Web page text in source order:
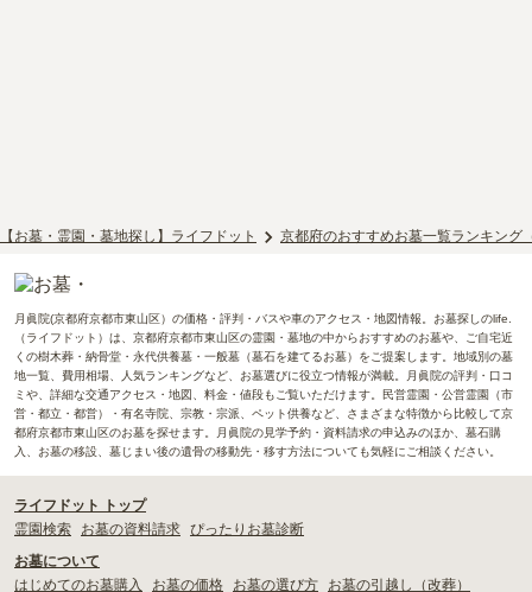
【お墓・霊園・墓地探し】ライフドット 京都府のおすすめお墓一覧ランキング
月眞院(京都府京都市東山区）の価格・評判・バスや車のアクセス・地図情報。お墓探しのlife.
（ライフドット）は、京都府京都市東山区の霊園・墓地の中からおすすめのお墓や、ご自宅近
くの樹木葬・納骨堂・永代供養墓・一般墓（墓石を建てるお墓）をご提案します。地域別の墓
地一覧、費用相場、人気ランキングなど、お墓選びに役立つ情報が満載。月眞院の評判・口コ
ミや、詳細な交通アクセス・地図、料金・値段もご覧いただけます。民営霊園・公営霊園（市
営・都立・都営）・有名寺院、宗教・宗派、ペット供養など、さまざまな特徴から比較して京
都府京都市東山区のお墓を探せます。月眞院の見学予約・資料請求の申込みのほか、墓石購
入、お墓の移設、墓じまい後の遺骨の移動先・移す方法についても気軽にご相談ください。
ライフドット トップ
霊園検索
お墓の資料請求 ぴったりお墓診断
お墓について
はじめてのお墓購入
お墓の価格 お墓の選び方
お墓の引越し（改葬）